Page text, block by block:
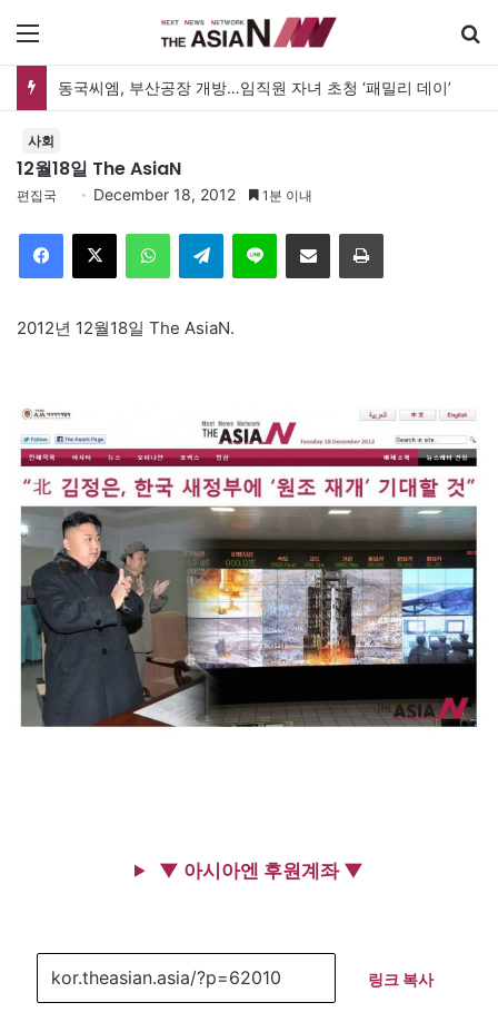
동국씨엠, 부산공장 개방…임직원 자녀 초청 ‘패밀리 데이’
사회
12월18일 The AsiaN
편집국 December 18, 2012 1분 이내
Telegram 이메일
2012년 12월18일 The AsiaN.
▼ 아시아엔 후원계좌 ▼
링크 복사